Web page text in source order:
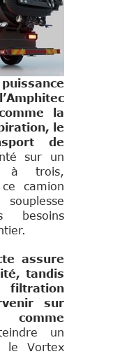
la
le
de
sur un
à trois,
camion
besoins
assure
tandis
sur
comme
un
le Vortex